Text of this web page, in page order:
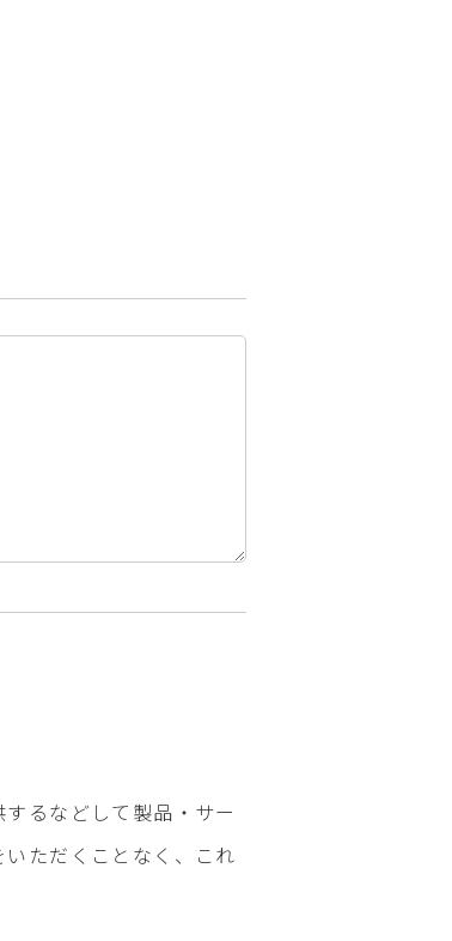
るなどして製品・サー
ただくことなく、これ